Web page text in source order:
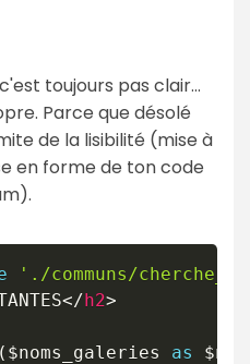
toujours pas clair...
Parce que désolé
de la lisibilité (mise à
en forme de ton code
'./communs/
</h2>
( $noms_galeries as $nom